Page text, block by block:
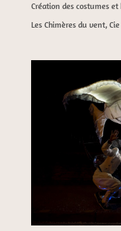
Création des costumes
Les Chimères du vent,